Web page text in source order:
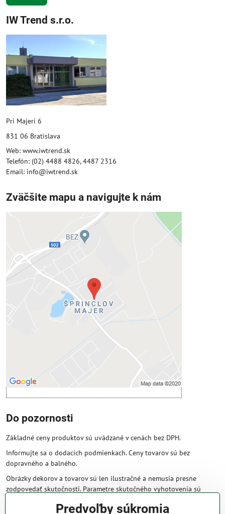
IW Trend s.r.o.
Pri Majeri 6
831 06 Bratislava
Web: www.iwtrend.sk
Telefón: (02) 4488 4826, 4487 2316
Email: info@iwtrend.sk
Zväčšite mapu a navigujte k nám
Externý obsah je blokovaný
Prajete si načítať externý obsah?
Povoliť tentokrát
Povoliť a zapamätať - súhlas s druhom
cookie: Funkčné
Otvoriť obsah v novom okne
Do pozornosti
Základné ceny produktov sú uvádzané v cenách bez DPH.
Informujte sa o dodacích podmienkach. Ceny tovarov sú bez
dopravného a balného.
Obrázky dekorov a tovarov sú len ilustračné a nemusia presne
zodpovedať skutočnosti. Parametre skutočného vyhotovenia sú
Predvoľby súkromia